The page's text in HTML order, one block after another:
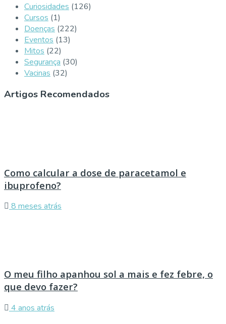
Curiosidades (126)
Cursos (1)
Doenças (222)
Eventos (13)
Mitos (22)
Segurança (30)
Vacinas (32)
Artigos Recomendados
Como calcular a dose de paracetamol e
ibuprofeno?
8 meses atrás
O meu filho apanhou sol a mais e fez febre, o
que devo fazer?
4 anos atrás